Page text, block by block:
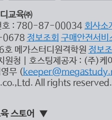
교육㈜
호 : 780-87-00034회사소
0678 정보조회 구매안전서비
메가스터디원격학원 정보
원청 | 호스팅제공자 : (주)케
무 (
All rights reserved.
스토어